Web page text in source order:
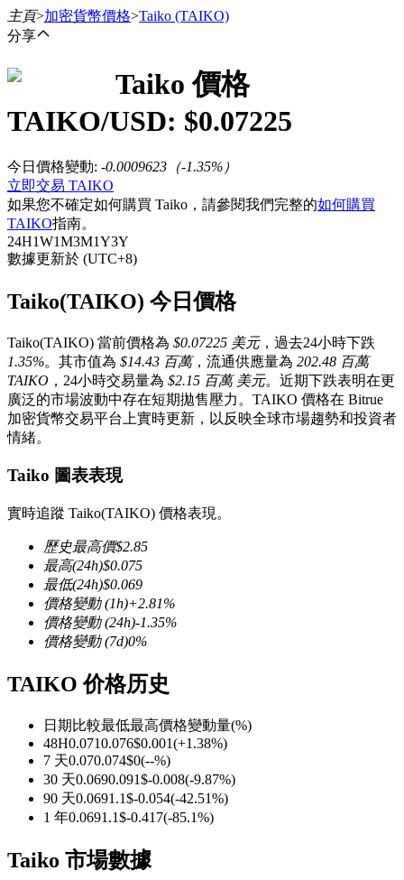
USDT永續
幣本位永續
以數字貨幣為保證金的永續合約
TradFi
美股、外匯、貴金屬及大宗商品衍生性商品
USDC永續
多種以USDC結算的永續合約
主頁>加密貨幣價格>Taiko (TAIKO)
分享
Taiko 價格
TAIKO/USD: $0.07225
今日價格變動: -0.0009623 （-1.35%）
立即交易 TAIKO
如果您不確定如何購買 Taiko，請參閱我們完整的如何購買
TAIKO指南。
24H1W1M3M1Y3Y
數據更新於 (UTC+8)
Taiko(TAIKO) 今日價格
Taiko(TAIKO) 當前價格為 $0.07225 美元，過去24小時下跌
1.35%。其市值為 $14.43 百萬，流通供應量為 202.48 百萬
TAIKO ，24小時交易量為 $2.15 百萬 美元。近期下跌表明在更
廣泛的市場波動中存在短期拋售壓力。TAIKO 價格在 Bitrue
加密貨幣交易平台上實時更新，以反映全球市場趨勢和投資者
情緒。
Taiko 圖表表現
實時追蹤 Taiko(TAIKO) 價格表現。
歷史最高價$2.85
最高(24h)$0.075
最低(24h)$0.069
價格變動(1h)+2.81%
價格變動(24h)-1.35%
價格變動(7d)0%
TAIKO 价格历史
日期比較最低最高價格變動量(%)
48H0.0710.076$0.001(+1.38%)
7 天0.070.074$0(--%)
30 天0.0690.091$-0.008(-9.87%)
90 天0.0691.1$-0.054(-42.51%)
1 年0.0691.1$-0.417(-85.1%)
Taiko 市場數據